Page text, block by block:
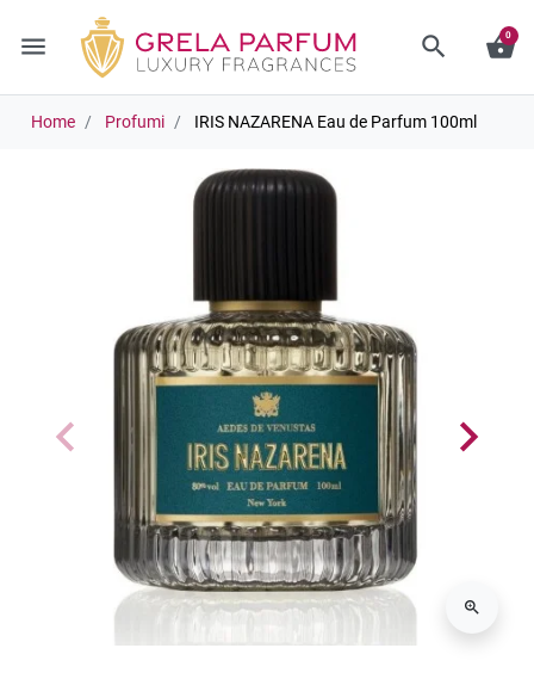
menu search shopping_basket
0
Home Profumi IRIS NAZARENA Eau de Parfum 100ml